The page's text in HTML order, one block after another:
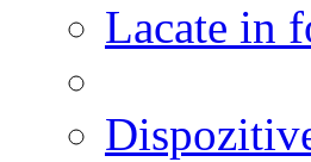
Lacate in